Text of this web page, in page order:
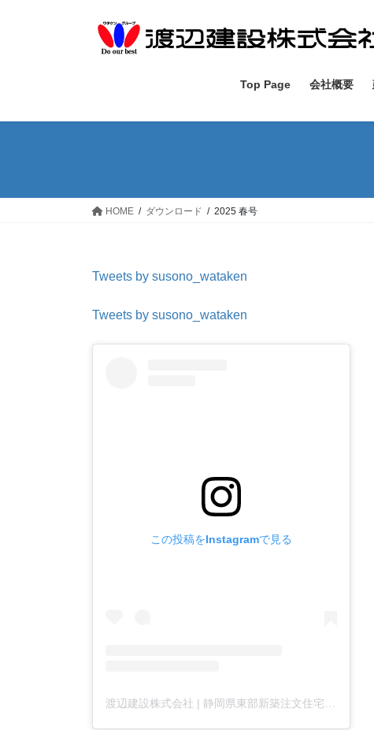
ス
ン
Top Page 会社概要
HOME ダウンロード 2025 春号
Tweets by susono_wataken
Tweets by susono_wataken
この投稿をInstagramで見る